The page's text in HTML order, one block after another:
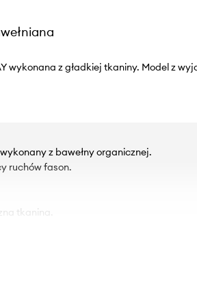
wykonana z gładkiej tkaniny. Model z
z bawełny organicznej.
ruchów fason.
tkanina.